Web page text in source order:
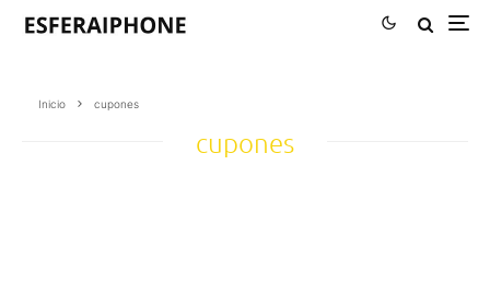
Inicio cupones
cupones